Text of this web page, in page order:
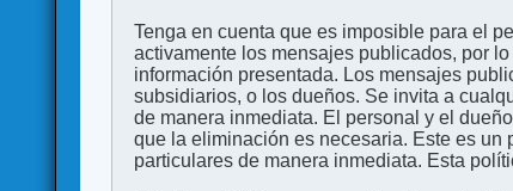
Tenga en cuenta que es imposible para el
activamente los mensajes publicados, por
información presentada. Los mensajes
subsidiarios, o los dueños. Se invita a
de manera inmediata. El personal y el
que la eliminación es necesaria. Este es un
particulares de manera inmediata. Esta